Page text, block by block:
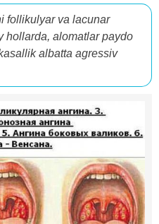
follikulyar va lacunar
hollarda, alomatlar paydo
albatta agressiv